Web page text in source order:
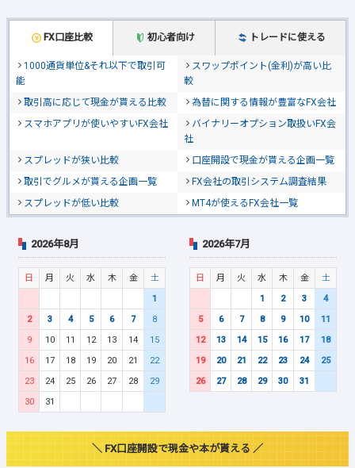
FX口座比較 初心者向け トレードに使える
1000通貨単位&それ以下で取引可
能
スワップポイント(金利)が高い比
較
取引高に応じて現金が貰える比較
為替に関する情報が豊富なFX会社
スマホアプリが使いやすいFX会社
バイナリーオプション取扱いFX会
社
スプレッドが狭い比較
口座開設で現金が貰える企画一覧
取引でグルメが貰える企画一覧
FX会社の取引システム調査結果
スプレッドが低い比較
MT4が使えるFX会社一覧
2026年8月
日 月 火 水 木 金
土
1
2
3 4 5 6 7
8
9
10 11 12 13 14
15
16
17 18 19 20 21
22
23
24 25 26 27 28
29
30
31
2026年7月
日 月 火 水 木 金
土
1
2 3
4
5
6 7 8 9 10
11
12
13 14 15 16 17
18
19
20 21 22 23 24
25
26
27 28 29 30 31
＼ FX口座開設で現金や本が貰える ／